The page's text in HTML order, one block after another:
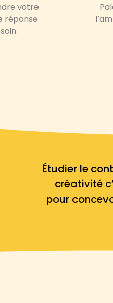
votre
réponse
Étudier le
créativité
pour